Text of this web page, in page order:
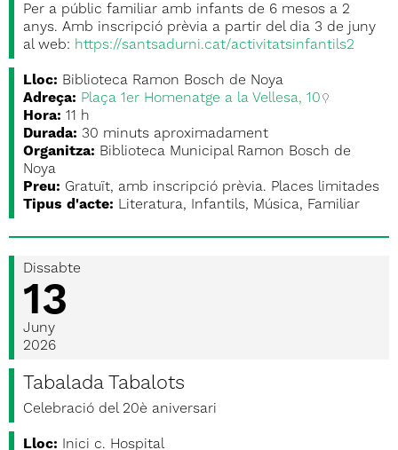
Per a públic familiar amb infants de 6 mesos a 2
anys. Amb inscripció prèvia a partir del dia 3 de juny
al web: https://santsadurni.cat/activitatsinfantils2
Lloc: Biblioteca Ramon Bosch de Noya
Adreça: Plaça 1er Homenatge a la Vellesa, 10
Hora: 11 h
Durada: 30 minuts aproximadament
Organitza: Biblioteca Municipal Ramon Bosch de
Noya
Preu: Gratuït, amb inscripció prèvia. Places limitades
Tipus d'acte: Literatura, Infantils, Música, Familiar
Dissabte
13
Juny
2026
Tabalada Tabalots
Celebració del 20è aniversari
Lloc: Inici c. Hospital